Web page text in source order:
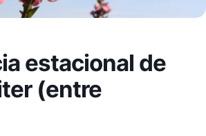
estacional de
(entre